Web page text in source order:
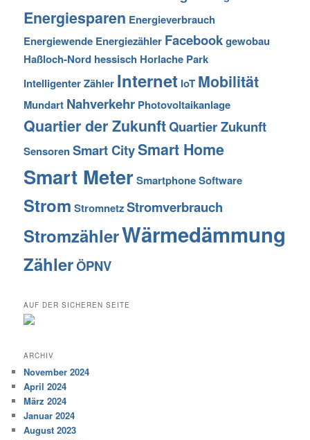
Energiesparen Energieverbrauch
Energiewende Energiezähler Facebookgewobau
Haßloch-Nord hessisch Horlache Park
Intelligenter Zähler Internet IoT Mobilität
Mundart Nahverkehr Photovoltaikanlage
Quartier der ZukunftQuartier Zukunft
SensorenSmart CitySmart Home
Smart MeterSmartphoneSoftware
Strom StromnetzStromverbrauch
StromzählerWärmedämmung
ZählerÖPNV
AUF DER SICHEREN SEITE
ARCHIV
November 2024
April 2024
März 2024
Januar 2024
August 2023